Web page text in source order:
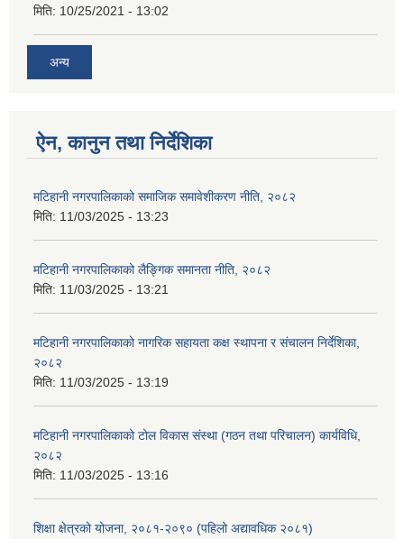
मिति: 10/25/2021 - 13:02
अन्य
ऐन, कानुन तथा निर्देशिका
मटिहानी नगरपालिकाको समाजिक समावेशीकरण नीति, २०८२
मिति: 11/03/2025 - 13:23
मटिहानी नगरपालिकाको लैङ्गिक समानता नीति, २०८२
मिति: 11/03/2025 - 13:21
मटिहानी नगरपालिकाको नागरिक सहायता कक्ष स्थापना र संचालन निर्देशिका,
२०८२
मिति: 11/03/2025 - 13:19
मटिहानी नगरपालिकाको टोल विकास संस्था (गठन तथा परिचालन) कार्यविधि,
२०८२
मिति: 11/03/2025 - 13:16
शिक्षा क्षेत्रको योजना, २०८१-२०९० ‌‍(पहिलो अद्यावधिक २०८१)